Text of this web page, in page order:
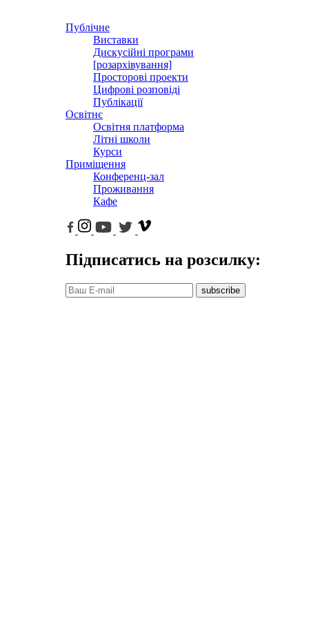
Публічне
Виставки
Дискусійні програми
[розархівування]
Просторові проекти
Цифрові розповіді
Публікації
Освітнє
Освітня платформа
Літні школи
Курси
Приміщення
Конференц-зал
Проживання
Кафе
Підписатись на розсилку:
subscribe